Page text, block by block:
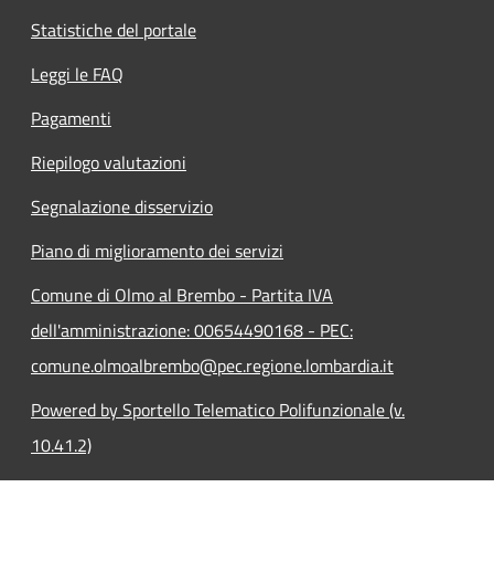
Statistiche del portale
Leggi le FAQ
Pagamenti
Riepilogo valutazioni
Segnalazione disservizio
Piano di miglioramento dei servizi
Comune di Olmo al Brembo - Partita IVA
dell'amministrazione: 00654490168 - PEC:
comune.olmoalbrembo@pec.regione.lombardia.it
Powered by Sportello Telematico Polifunzionale (v.
10.41.2)